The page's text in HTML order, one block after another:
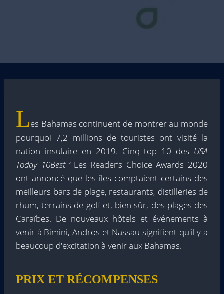
Les Bahamas continuent de montrer au monde
pourquoi 7,2 millions de touristes ont visité la
nation insulaire en 2019. Cinq top 10 des USA
Today 10Best ’ Les Reader’s Choice Awards 2020
ont annoncé que les îles comptaient certains des
meilleurs bars de plage, restaurants, distilleries de
rhum, terrains de golf et, bien sûr, des plages des
Caraïbes. De nouveaux hôtels et événements à
venir à Bimini, Andros et Nassau signifient qu'il y a
beaucoup d'excitation à venir aux Bahamas.
PRIX ET RÉCOMPENSES